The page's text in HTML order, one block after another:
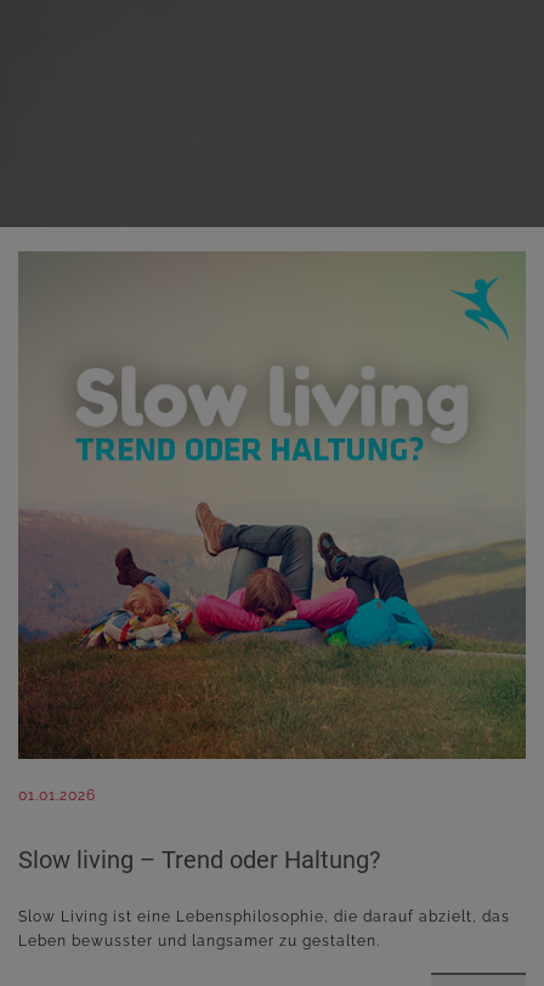
01.01.2026
Slow living – Trend oder Haltung?
Slow Living ist eine Lebensphilosophie, die darauf abzielt, das
Leben bewusster und langsamer zu gestalten.